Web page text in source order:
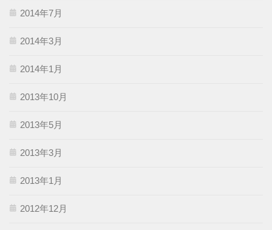
2014年7月
2014年3月
2014年1月
2013年10月
2013年5月
2013年3月
2013年1月
2012年12月